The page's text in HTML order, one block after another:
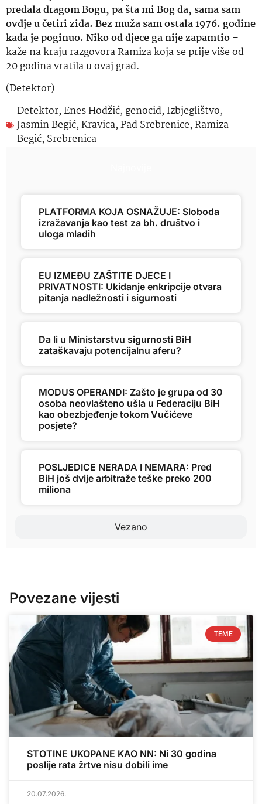
predala dragom Bogu, pa šta mi Bog da, sama sam
ovdje u četiri zida. Bez muža sam ostala 1976. godine
kada je poginuo. Niko od djece ga nije zapamtio–
kaže na kraju razgovora Ramiza koja se prije više od
20 godina vratila u ovaj grad.
(Detektor)
Detektor,Enes Hodžić, genocid, Izbjeglištvo,
Jasmin Begić,Kravica,Pad Srebrenice,Ramiza
Begić, Srebrenica
Vezano
PLATFORMA KOJA OSNAŽUJE: Sloboda
izražavanja kao test za bh. društvo i
uloga mladih
EU IZMEĐU ZAŠTITE DJECE I
PRIVATNOSTI: Ukidanje enkripcije otvara
pitanja nadležnosti i sigurnosti
Da li u Ministarstvu sigurnosti BiH
zataškavaju potencijalnu aferu?
MODUS OPERANDI: Zašto je grupa od 30
osoba neovlašteno ušla u Federaciju BiH
kao obezbjeđenje tokom Vučićeve
posjete?
POSLJEDICE NERADA I NEMARA: Pred
BiH još dvije arbitraže teške preko 200
miliona
Povezane vijesti
TEME
STOTINE UKOPANE KAO NN: Ni 30 godina
poslije rata žrtve nisu dobili ime
20.07.2026.